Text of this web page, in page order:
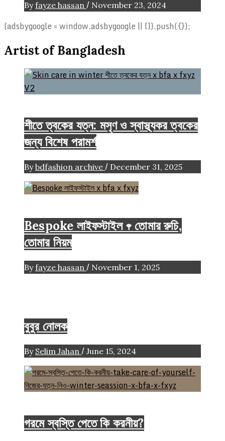
By fayze hassan / November 23, 2024
(adsbygoogle = window.adsbygoogle || []).push({});
Artist of Bangladesh
শীতে ত্বকের যত্ন: মসৃণ ও স্বাস্থ্যকর ত্বকের
জন্য বিশেষ পরামর্শ
By bdfashion archive / December 31, 2025
Bespoke লাইফস্টাইল 𖥧 তোমার রুচি,
তোমার নিয়ম
By fayze hassan / November 1, 2025
বুবুর নোলক
By Selim Jahan / June 15, 2024
গরমে স্বস্তি পেতে কি করনীয়?